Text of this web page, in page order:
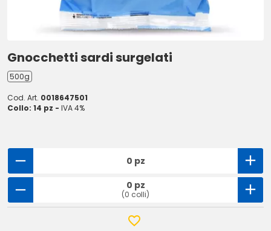
Gnocchetti sardi surgelati
500g
Cod. Art. 0018647501
Collo: 14 pz - IVA 4%
0 pz
0 pz
(0 colli)